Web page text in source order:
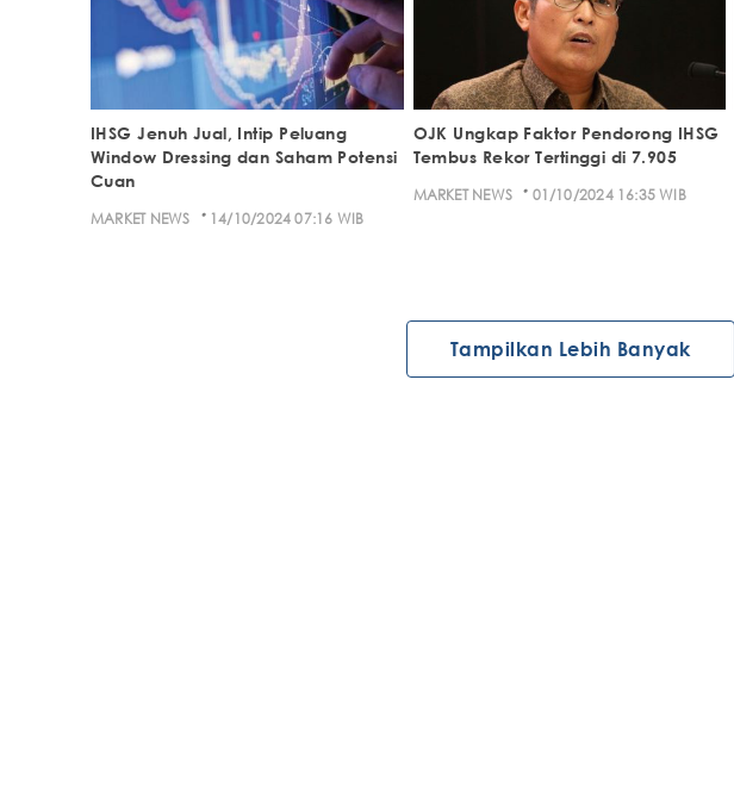
IHSG Jenuh Jual, Intip Peluang
Window Dressing dan Saham Potensi
Cuan
MARKET NEWS · 14/10/2024 07:16 WIB
OJK Ungkap Faktor Pendorong IHSG
Tembus Rekor Tertinggi di 7.905
MARKET NEWS · 01/10/2024 16:35 WIB
Tampilkan Lebih Banyak